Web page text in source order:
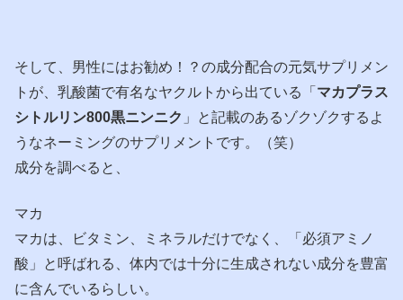
そして、男性にはお勧め！？の成分配合の元気サプリメン
トが、乳酸菌で有名なヤクルトから出ている「 マカプラス
シトルリン800黒ニンニク 」と記載のあるゾクゾクするよ
うなネーミングのサプリメントです。（笑）
成分を調べると、
マカ
マカは、ビタミン、ミネラルだけでなく、「必須アミノ
酸」と呼ばれる、体内では十分に生成されない成分を豊富
に含んでいるらしい。